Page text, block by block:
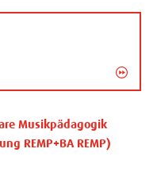
Musikpädagogik
REMP+BA REMP)